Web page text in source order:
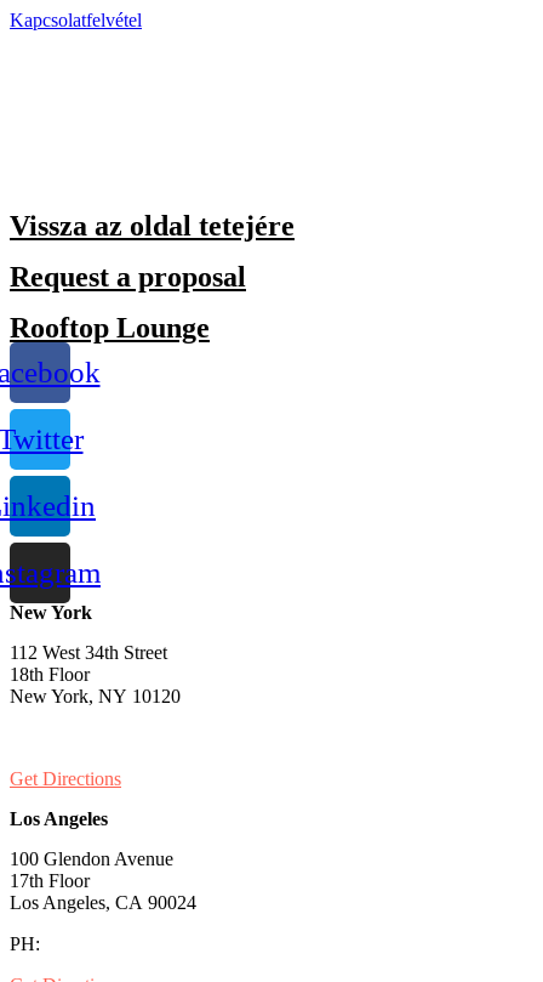
Kapcsolatfelvétel
Vissza az oldal tetejére
Request a proposal
Rooftop Lounge
New York
112 West 34th Street
18th Floor
New York, NY 10120
Get Directions
Los Angeles
100 Glendon Avenue
17th Floor
Los Angeles, CA 90024
PH: